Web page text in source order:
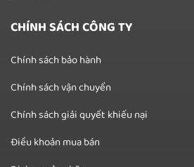
CHÍNH SÁCH CÔNG TY
Chính sách bảo hành
Chính sách vận chuyển
Chính sách giải quyết khiếu nại
Điều khoản mua bán